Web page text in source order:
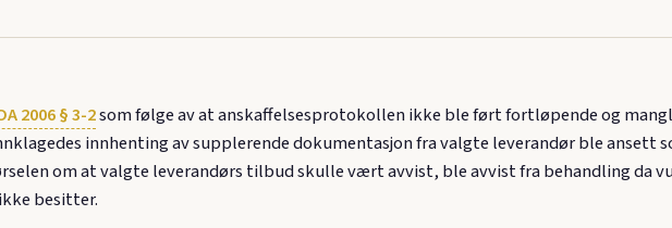
2006 § 3-2som følge av at anskaffelsesprotokollen ikke ble ført fortløpende og
innhenting av supplerende dokumentasjon fra valgte leverandør ble ansett
om at valgte leverandørs tilbud skulle vært avvist, ble avvist fra behandling da
besitter.